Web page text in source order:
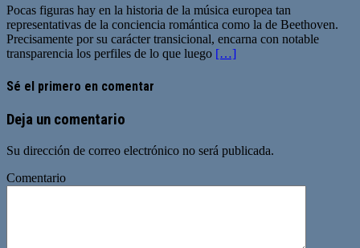
Pocas figuras hay en la historia de la música europea tan
representativas de la conciencia romántica como la de Beethoven.
Precisamente por su carácter transicional, encarna con notable
transparencia los perfiles de lo que luego […]
Sé el primero en comentar
Deja un comentario
Su dirección de correo electrónico no será publicada.
Comentario